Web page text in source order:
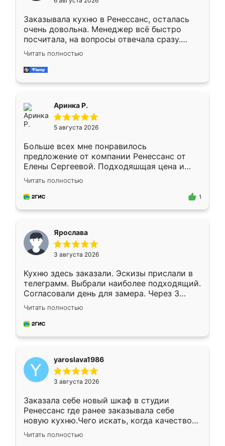
мебели буду заказывать только здесь.
Заказывала кухню в Ренессанс, осталась
очень довольна. Менеджер всё быстро
посчитала, на вопросы отвечала сразу.
Замерщик приехал в субботу, подошёл к
делу со всей ответственностью. Собрали
за день, ребята работали аккуратно, даже
Читать полностью
Аринка Р.
5 августа 2026
Больше всех мне понравилось
предложение от компании Ренессанс от
Елены Сергеевой. Подходяшщая цена и
короткие сроки изготовления. Приехавший
для замера сотрудник Владислав
предложил по моему эскизу самый
Читать полностью
1
Ярослава
3 августа 2026
Кухню здесь заказали. Эскизы прислали в
телеграмм. Выбрали наиболее подходящий.
Согласовали день для замера. Через 3
недели кухня была уже готова. Остались
довольны работой. Спасибо Ренессанс
мебель за качественную работу!
Читать полностью
yaroslava1986
3 августа 2026
Заказала себе новый шкаф в студии
Ренессанс где ранее заказывала себе
новую кухню.Чего искать, когда качеством
вполне довольна. Служит кухня уже почти
два года, нареканий нет.
Читать полностью